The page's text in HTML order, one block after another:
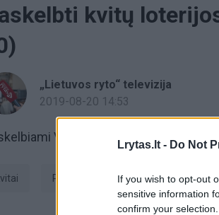
Lrytas.lt - Do Not
If you wish to opt-out
sensitive information
confirm your
kvitų
„Lietuvos ryto“ televizija
2019-08-20 14:53
Valstybinės mokesčių
kvitai Kvitų žaidimas